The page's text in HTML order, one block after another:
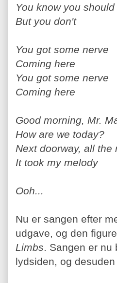
You know you should
But you don't
You got some nerve
Coming here
You got some nerve
Coming here
Good morning, Mr.
How are we today?
Next doorway, all the
It took my melody
Ooh...
Nu er sangen efter
udgave, og den
Limbs. Sangen er
lydsiden, og